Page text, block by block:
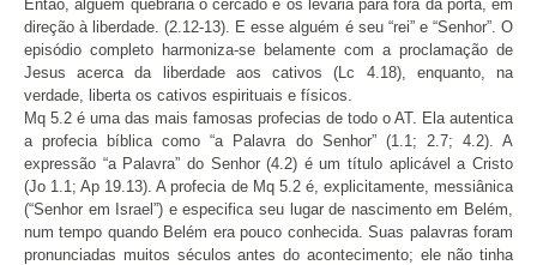
Então, alguém quebraria o cercado e os levaria para fora da porta, em
direção à liberdade. (2.12-13). E esse alguém é seu “rei” e “Senhor”. O
episódio completo harmoniza-se belamente com a proclamação de
Jesus acerca da liberdade aos cativos (Lc 4.18), enquanto, na
verdade, liberta os cativos espirituais e físicos.
Mq 5.2 é uma das mais famosas profecias de todo o AT. Ela autentica
a profecia bíblica como “a Palavra do Senhor” (1.1; 2.7; 4.2). A
expressão “a Palavra” do Senhor (4.2) é um título aplicável a Cristo
(Jo 1.1; Ap 19.13). A profecia de Mq 5.2 é, explicitamente, messiânica
(“Senhor em Israel”) e especifica seu lugar de nascimento em Belém,
num tempo quando Belém era pouco conhecida. Suas palavras foram
pronunciadas muitos séculos antes do acontecimento; ele não tinha